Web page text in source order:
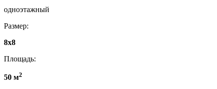
одноэтажный
Размер:
8x8
Площадь:
50 м2